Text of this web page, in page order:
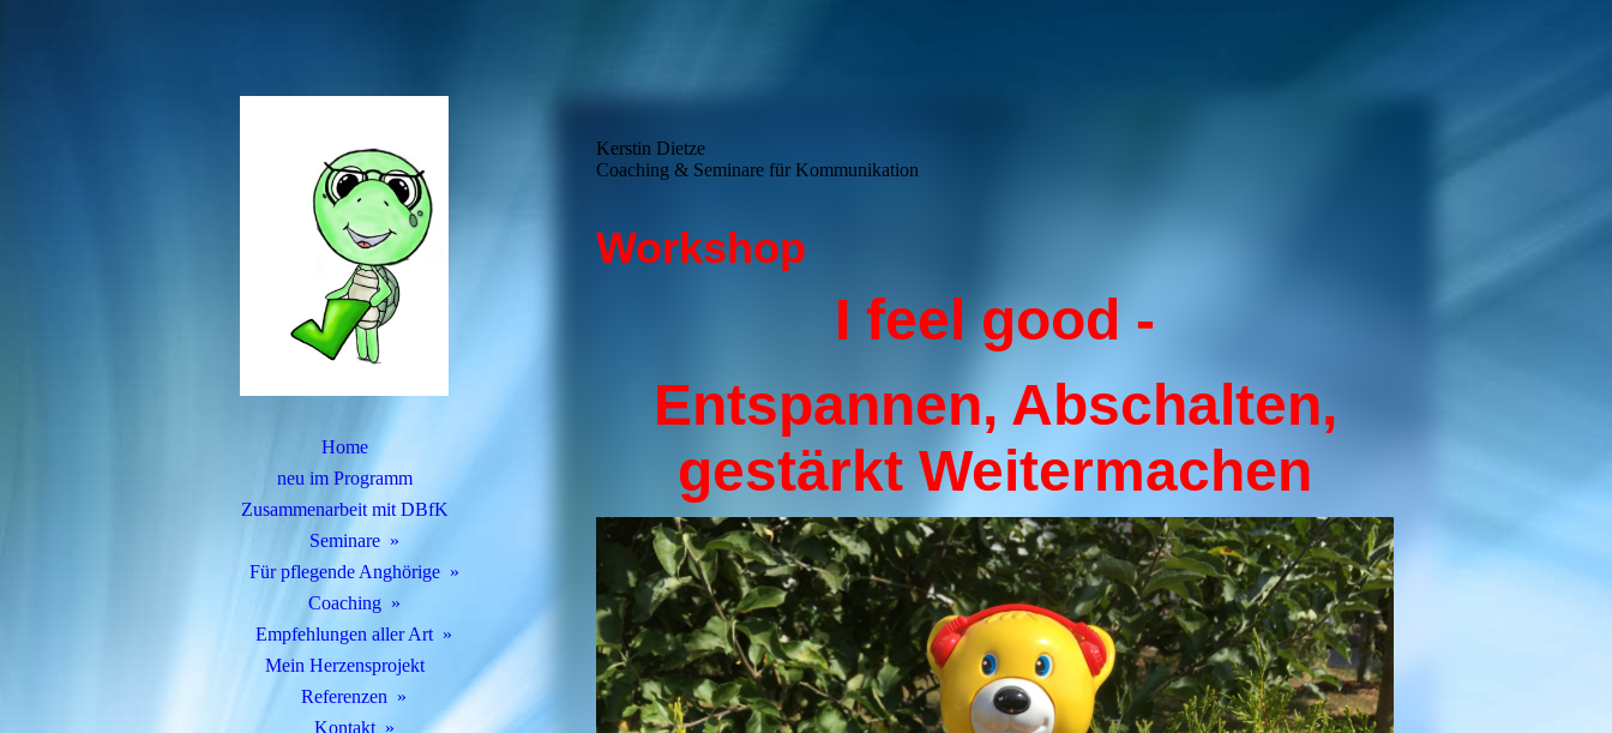
Home
neu im Programm
Zusammenarbeit mit DBfK
Seminare
Für pflegende Anghörige
Coaching
Empfehlungen aller Art
Mein Herzensprojekt
Referenzen
Kontakt
Kerstin Dietze
Coaching & Seminare für Kommunikation
Workshop
I feel good -
Entspannen, Abschalten,
gestärkt Weitermachen